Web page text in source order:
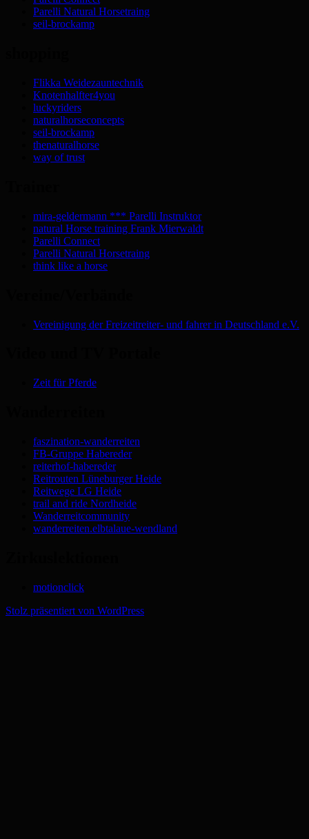
Parelli Natural Horsetraing
seil-brockamp
Flikka Weidezauntechnik
Knotenhalfter4you
luckyriders
naturalhorseconcepts
seil-brockamp
thenaturalhorse
way of trust
mira-geldermann *** Parelli Instruktor
natural Horse training Frank Mierwaldt
Parelli Connect
Parelli Natural Horsetraing
think like a horse
Vereinigung der Freizeitreiter- und fahrer in Deutschland e.V.
Zeit für Pferde
faszination-wanderreiten
FB-Gruppe Habereder
reiterhof-habereder
Reitrouten Lüneburger Heide
Reitwege LG Heide
trail and ride Nordheide
Wanderreitcommunity
wanderreiten.elbtalaue-wendland
motionclick
Stolz präsentiert von WordPress